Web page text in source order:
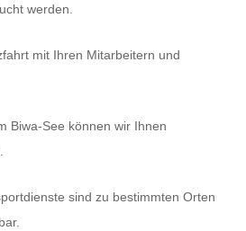
werden.
mit Ihren Mitarbeitern und
Biwa-See können wir Ihnen
sind zu bestimmten Orten